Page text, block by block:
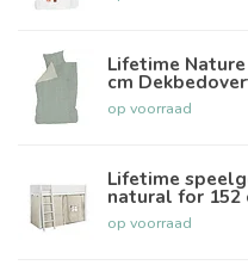
Lifetime
cm
op voorraad
Lifetime
natural for 152
op voorraad